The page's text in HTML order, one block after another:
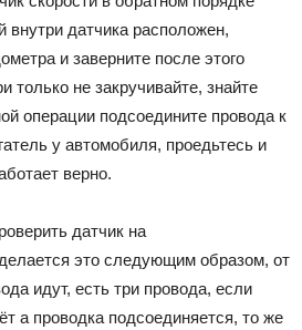
датчика расположен,
и заверните после этого
только не закручивайте, знайте
операции подсоедините провода к
у автомобиля, проедьтесь и
верно.
датчик на
это следующим образом, от
идут, есть три провода, если
а проводка подсоединяется, то же